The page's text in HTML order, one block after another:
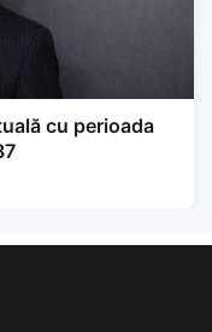
cu perioada